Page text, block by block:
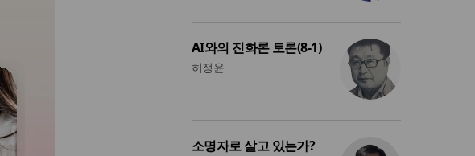
AI와의 진화론 토론(8-1)
허정윤
소명자로 살고 있는가?